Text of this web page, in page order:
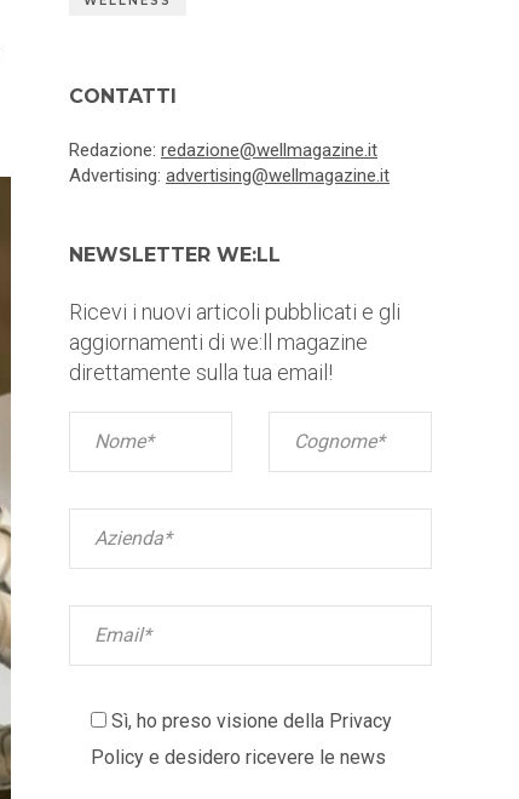
CONTATTI
Redazione: redazione@wellmagazine.it
Advertising: advertising@wellmagazine.it
NEWSLETTER WE:LL
Ricevi i nuovi articoli pubblicati e gli
aggiornamenti di we:ll magazine
direttamente sulla tua email!
Sì, ho preso visione della Privacy
Policy e desidero ricevere le news